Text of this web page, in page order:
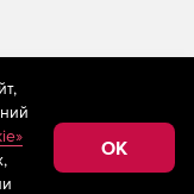
применяются
технологии
к
OK